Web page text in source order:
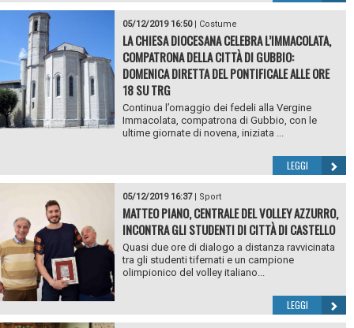
05/12/2019 16:50| Costume
LA CHIESA DIOCESANA CELEBRA L’IMMACOLATA,
COMPATRONA DELLA CITTÀ DI GUBBIO:
DOMENICA DIRETTA DEL PONTIFICALE ALLE ORE
18 SU TRG
Continua l’omaggio dei fedeli alla Vergine
Immacolata, compatrona di Gubbio, con le
ultime giornate di novena, iniziata ...
LEGGI
05/12/2019 16:37| Sport
MATTEO PIANO, CENTRALE DEL VOLLEY AZZURRO,
INCONTRA GLI STUDENTI DI CITTÀ DI CASTELLO
Quasi due ore di dialogo a distanza ravvicinata
tra gli studenti tifernati e un campione
olimpionico del volley italiano...
LEGGI